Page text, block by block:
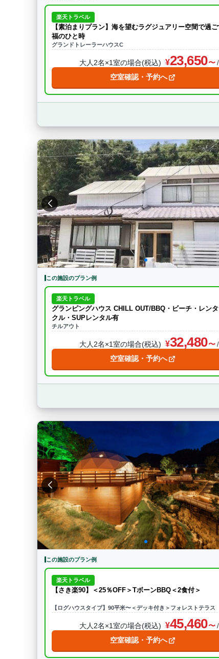
楽天トラベル
【素泊まりプラン】海を望むラグジュアリー空間で過
福のひと時
グランドトレーラーハウスC
大人2名×1室の場合(税込) 23,650
空室確認・予約へ
この施設のプラン例
楽天トラベル
グランピングハウス CHILL OUT/BBQ・ビーチ・レン
クル・SUPレンタル有
チルアウト
大人2名×1室の場合(税込) 32,480
空室確認・予約へ
この施設のプラン例
楽天トラベル
【さき楽90】＜25％OFF＞TボーンBBQ＜2食付＞
【ログハウスタイプ】90平米〜＜デッキ付き＞フォレストテラス
大人2名×1室の場合(税込) 45,460
空室確認・予約へ